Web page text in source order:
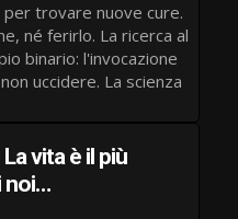
vita è il più
noi…